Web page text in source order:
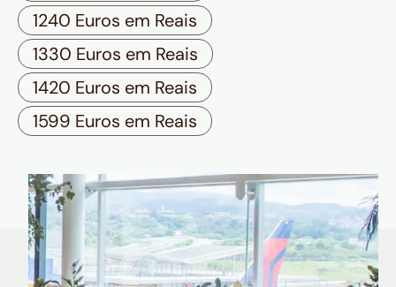
1240 Euros em Reais
1330 Euros em Reais
1420 Euros em Reais
1599 Euros em Reais